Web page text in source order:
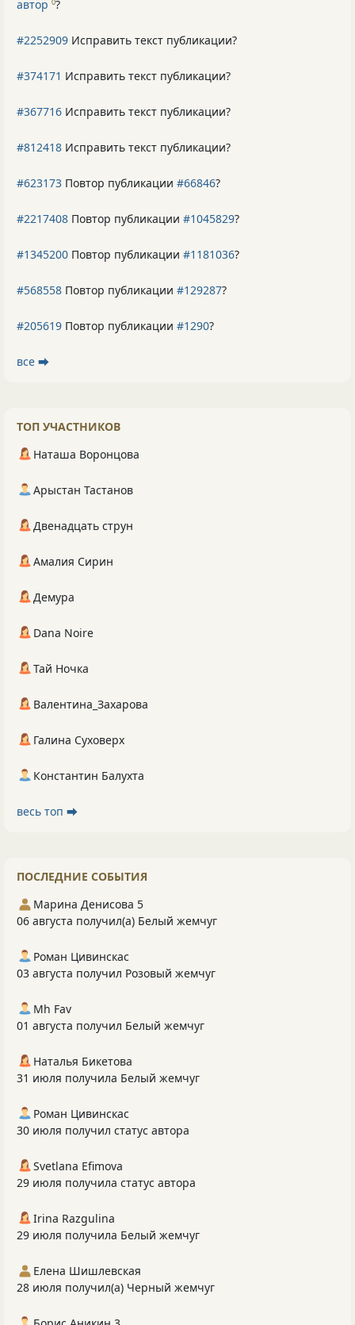
автор 0?
#2252909 Исправить текст публикации?
#374171 Исправить текст публикации?
#367716 Исправить текст публикации?
#812418 Исправить текст публикации?
#623173 Повтор публикации #66846?
#2217408 Повтор публикации #1045829?
#1345200 Повтор публикации #1181036?
#568558 Повтор публикации #129287?
#205619 Повтор публикации #1290?
все ⮕
ТОП УЧАСТНИКОВ
Наташа Воронцова
Арыстан Тастанов
Двенадцать струн
Амалия Сирин
Демура
Dana Noire
Тай Ночка
Валентина_Захарова
Галина Суховерх
Константин Балухта
весь топ ⮕
ПОСЛЕДНИЕ СОБЫТИЯ
Марина Денисова 5
06 августа получил(а) Белый жемчуг
Роман Цивинскас
03 августа получил Розовый жемчуг
Mh Fav
01 августа получил Белый жемчуг
Наталья Бикетова
31 июля получила Белый жемчуг
Роман Цивинскас
30 июля получил статус автора
Svetlana Efimova
29 июля получила статус автора
Irina Razgulina
29 июля получила Белый жемчуг
Елена Шишлевская
28 июля получил(а) Черный жемчуг